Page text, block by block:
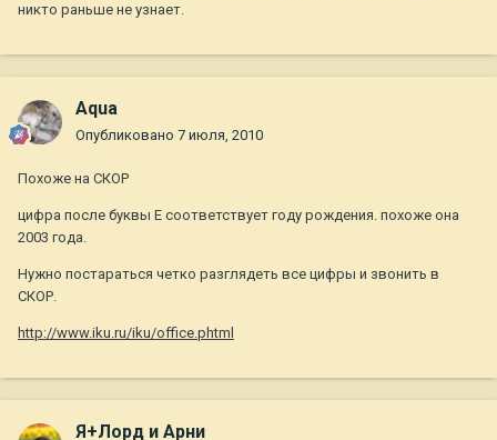
никто раньше не узнает.
Aqua
Опубликовано 7 июля, 2010
Похоже на СКОР
цифра после буквы Е соответствует году рождения. похоже она
2003 года.
Нужно постараться четко разглядеть все цифры и звонить в
СКОР.
http://www.iku.ru/iku/office.phtml
Я+Лорд и Арни